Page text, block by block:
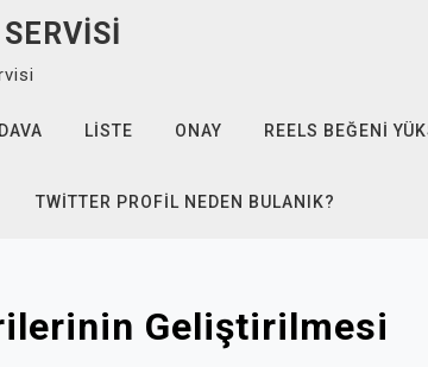
LISTE ONAY REELS BEĞENI
TWITTER PROFIL NEDEN BULANIK?
Geliştirilmesi